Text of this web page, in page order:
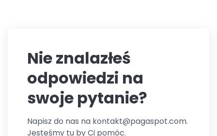
Nie znalazłeś
odpowiedzi na
swoje pytanie?
Napisz do nas na kontakt@pagaspot.com.
Jesteśmy tu by Ci pomóc.